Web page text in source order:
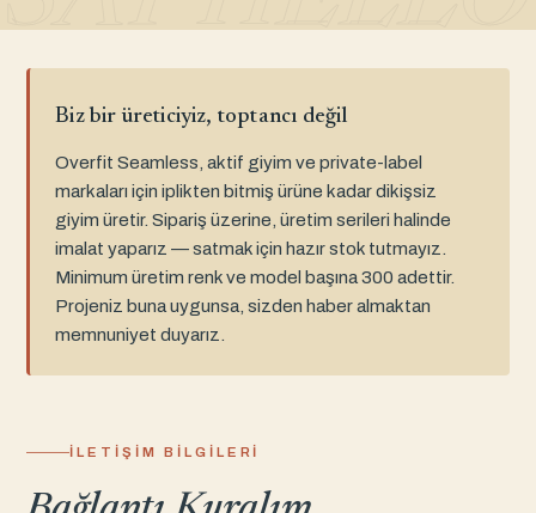
Biz bir üreticiyiz, toptancı değil
Overfit Seamless, aktif giyim ve private-label
markaları için iplikten bitmiş ürüne kadar dikişsiz
giyim üretir. Sipariş üzerine, üretim serileri halinde
imalat yaparız — satmak için hazır stok tutmayız.
Minimum üretim renk ve model başına 300 adettir.
Projeniz buna uygunsa, sizden haber almaktan
memnuniyet duyarız.
İLETIŞIM BILGILERI